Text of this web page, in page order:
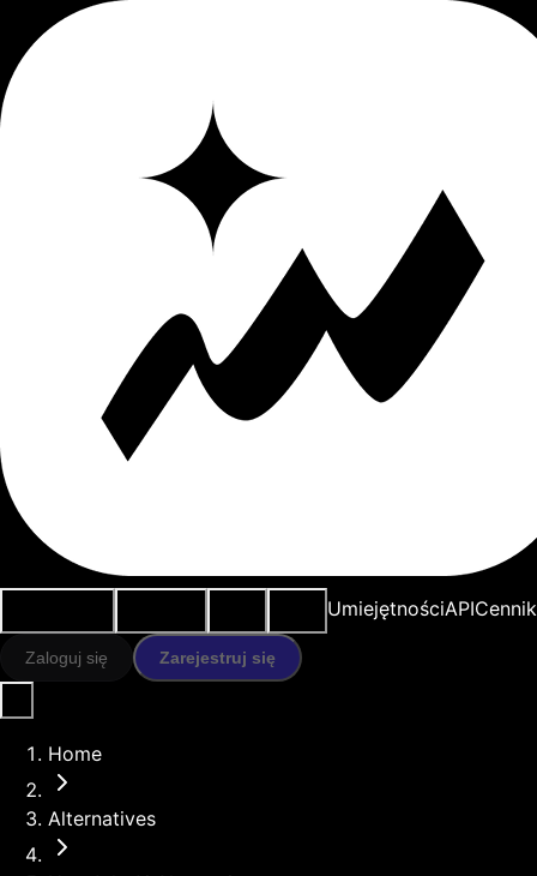
UmiejętnościAPICennik
Zaloguj się Zarejestruj się
Home
Alternatives